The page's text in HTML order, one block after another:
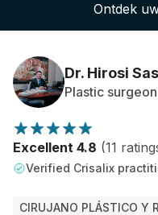
Patiëntrecensies
Ontdek
Dr. Hirosi
Plastic
Excellent 4.8 (11
Verified Crisalix
CIRUJANO PLÁSTICO Y